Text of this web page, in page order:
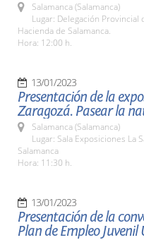
Salamanca (Salamanca)
Lugar: Delegación Provincial
Hacienda de Salamanca.
Hora: 12:00 h.
13/01/2023
Presentación de la
Zaragozá. Pasear la
Salamanca (Salamanca)
Lugar: Sala Exposiciones La
Salamanca
Hora: 11:30 h.
13/01/2023
Presentación de la
Plan de Empleo